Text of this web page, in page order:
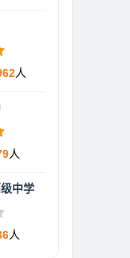
人
人
中学
人